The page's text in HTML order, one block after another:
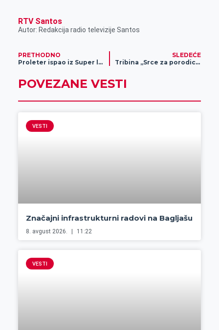
RTV Santos
Autor: Redakcija radio televizije Santos
PRETHODNO
Proleter ispao iz Super lige
SLEDEĆE
Tribina „Srce za porodicu“ na Međunarodni dan porodice
POVEZANE VESTI
VESTI
Značajni infrastrukturni radovi na Bagljašu
8. avgust 2026. 11:22
VESTI